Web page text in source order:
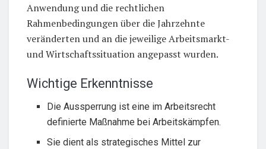
Anwendung und die rechtlichen
Rahmenbedingungen über die Jahrzehnte
veränderten und an die jeweilige Arbeitsmarkt-
und Wirtschaftssituation angepasst wurden.
Wichtige Erkenntnisse
Die Aussperrung ist eine im Arbeitsrecht
definierte Maßnahme bei Arbeitskämpfen.
Sie dient als strategisches Mittel zur